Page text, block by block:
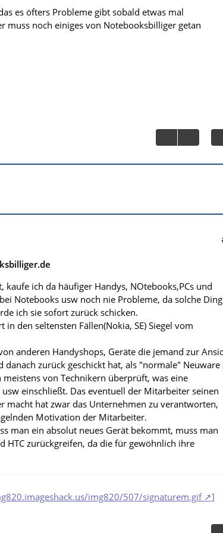
es öfters Probleme gibt sobald etwas mal
muss noch einiges von Notebooksbilliger getan
ich da häufiger Handys, NOtebooks,PCs und
Notebooks usw noch nie Probleme, da solche
ich sie sofort zurück schicken.
den seltensten Fällen(Nokia, SE) Siegel vom
anderen Handyshops, Geräte die jemand zur
danach zurück geschickt hat, als "normale" Neuware
von Technikern überprüft, was eine
einschließt. Das eventuell der Mitarbeiter seinen
macht hat zwar das Unternehmen zu verantworten,
Motivation der Mitarbeiter.
man ein absolut neues Gerät bekommt, muss man
HTC zurückgreifen, da die für gewöhnlich ihre
img820/507/signaturem.gif ]